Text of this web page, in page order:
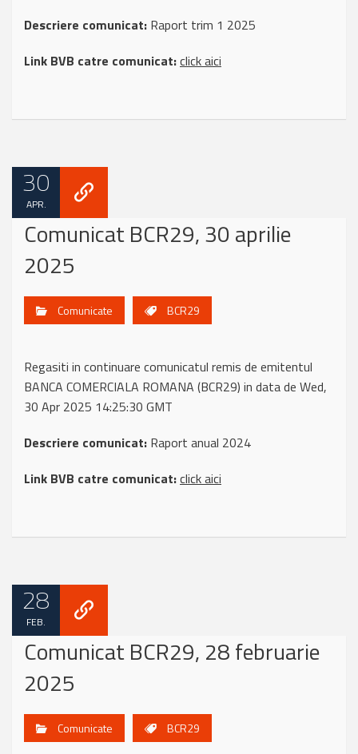
Descriere comunicat: Raport trim 1 2025
Link BVB catre comunicat:click aici
30
APR.
Comunicat BCR29, 30 aprilie
2025
Comunicate BCR29
Regasiti in continuare comunicatul remis de emitentul
BANCA COMERCIALA ROMANA (BCR29) in data de Wed,
30 Apr 2025 14:25:30 GMT
Descriere comunicat: Raport anual 2024
Link BVB catre comunicat:click aici
28
FEB.
Comunicat BCR29, 28 februarie
2025
Comunicate BCR29